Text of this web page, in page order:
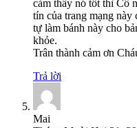
cảm thấy nó tốt thì Cô
tín của trang mạng này
tự làm bánh này cho
khỏe.
Trân thành cảm ơn
Trả lời
Mai